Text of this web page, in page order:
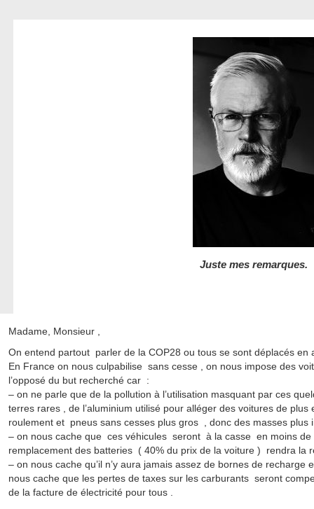
Juste mes remarques.
Madame, Monsieur ,
On entend partout parler de la COP28 ou tous se sont déplacés en
En France on nous culpabilise sans cesse , on nous impose des
l’opposé du but recherché car :
– on ne parle que de la pollution à l’utilisation masquant par ces
terres rares , de l’aluminium utilisé pour alléger des voitures de
roulement et pneus sans cesses plus gros , donc des masses plus
– on nous cache que ces véhicules seront à la casse en moins de
remplacement des batteries ( 40% du prix de la voiture ) rendra la
– on nous cache qu’il n’y aura jamais assez de bornes de
nous cache que les pertes de taxes sur les carburants seront
de la facture de électricité pour tous .